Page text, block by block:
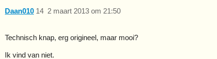
Daan010 2 maart 2013 om 21:50
14
Technisch knap, erg origineel, maar mooi?
Ik vind van niet.